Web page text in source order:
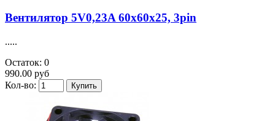
Вентилятор 5V0,23A 60x60x25, 3pin
.....
Остаток: 0
990.00 руб
Кол-во: